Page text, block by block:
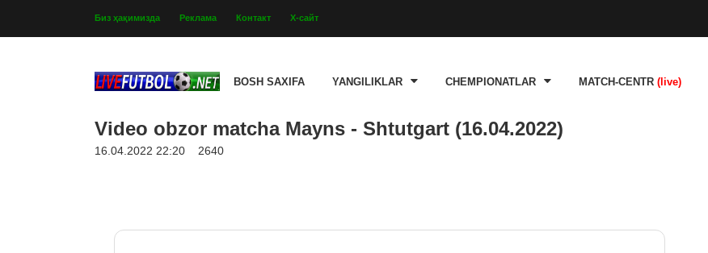
Биз ҳақимизда Реклама Контакт Х-сайт
BOSH SAXIFA YANGILIKLAR CHEMPIONATLAR MATCH-CENTR (live)
Video obzor matcha Mayns - Shtutgart (16.04.2022)
16.04.2022 22:20 2640